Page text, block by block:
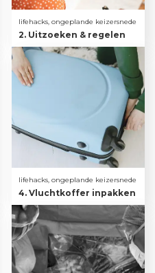
lifehacks, ongeplande keizersnede
2. Uitzoeken & regelen
lifehacks, ongeplande keizersnede
4. Vluchtkoffer inpakken